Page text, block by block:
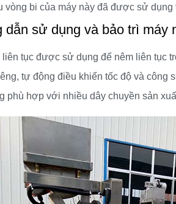
vòng bi của máy này đã được sử
dẫn sử dụng và bảo trì máy
liên tục được sử dụng để nêm liên tục
tự động điều khiển tốc độ và công
phù hợp với nhiều dây chuyền sản